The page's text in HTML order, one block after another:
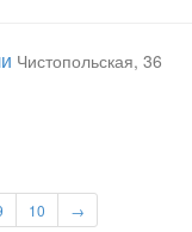
Чистопольская, 36
10 →